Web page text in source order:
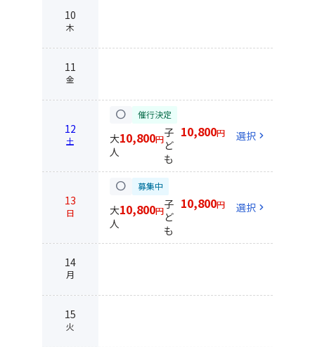
10
木
11
金
12
土
circle 催行決定
大
人
10,800円子
ど
も
10,800円 選択 chevron_right
13
日
circle 募集中
大
人
10,800円子
ど
も
10,800円 選択 chevron_right
14
月
15
火